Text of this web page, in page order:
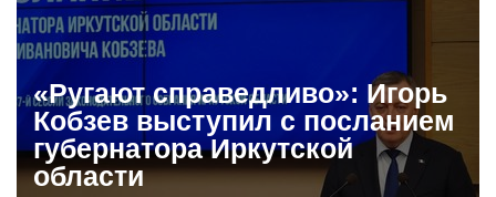
«Ругают справедливо»: Игорь
Кобзев выступил с посланием
губернатора Иркутской
области